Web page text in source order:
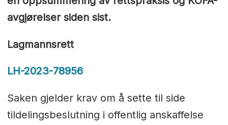
avgjørelser siden sist.
Lagmannsrett
LH-2023-78956
Saken gjelder krav om å sette til side
tildelingsbeslutning i offentlig anskaffelse